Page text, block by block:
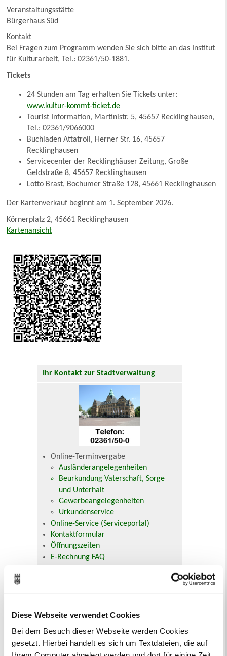
Diese Webseite verwendet Cookies
Bei dem Besuch dieser Webseite werden Cookies
gesetzt. Hierbei handelt es sich um Textdateien, die auf
Veranstaltungsstätte
Bürgerhaus Süd
Kontakt
Bei Fragen zum Programm wenden Sie sich bitte an das Institut
für Kulturarbeit, Tel.: 02361/50-1881.
Tickets
24 Stunden am Tag erhalten Sie Tickets unter:
www.kultur-kommt-ticket.de
Tourist Information, Martinistr. 5, 45657 Recklinghausen,
Tel.: 02361/9066000
Buchladen Attatroll, Herner Str. 16, 45657
Recklinghausen
Servicecenter der Recklinghäuser Zeitung, Große
Geldstraße 8, 45657 Recklinghausen
Lotto Brast, Bochumer Straße 128, 45661 Recklinghausen
Der Kartenverkauf beginnt am 1. September 2026.
Körnerplatz 2, 45661 Recklinghausen
Kartenansicht
Ihr Kontakt zur Stadtverwaltung
Online-Terminvergabe
Ausländerangelegenheiten
Beurkundung Vaterschaft, Sorge
und Unterhalt
Gewerbeangelegenheiten
Urkundenservice
Online-Service (Serviceportal)
Kontaktformular
Öffnungszeiten
E-Rechnung FAQ
Bürgerservice von A-Z
Veranstaltungskalender
< Juli
September >